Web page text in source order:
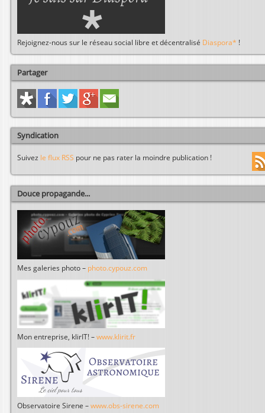
Rejoignez-nous sur le réseau social libre et décentralisé Diaspora* !
Partager
Syndication
Suivez le flux RSS pour ne pas rater la moindre publication !
Douce propagande...
Mes galeries photo – photo.cypouz.com
Mon entreprise, klirIT! – www.klirit.fr
Observatoire Sirene – www.obs-sirene.com